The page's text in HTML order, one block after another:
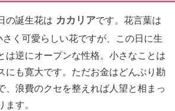
の誕生花は カカリアです。花言葉は
さく可愛らしい花ですが、この日に生
は逆にオープンな性格。小さなことは
にも寛大です。ただお金はどんぶり勘
、浪費のクセを整えれば人望と相まっ
ます。